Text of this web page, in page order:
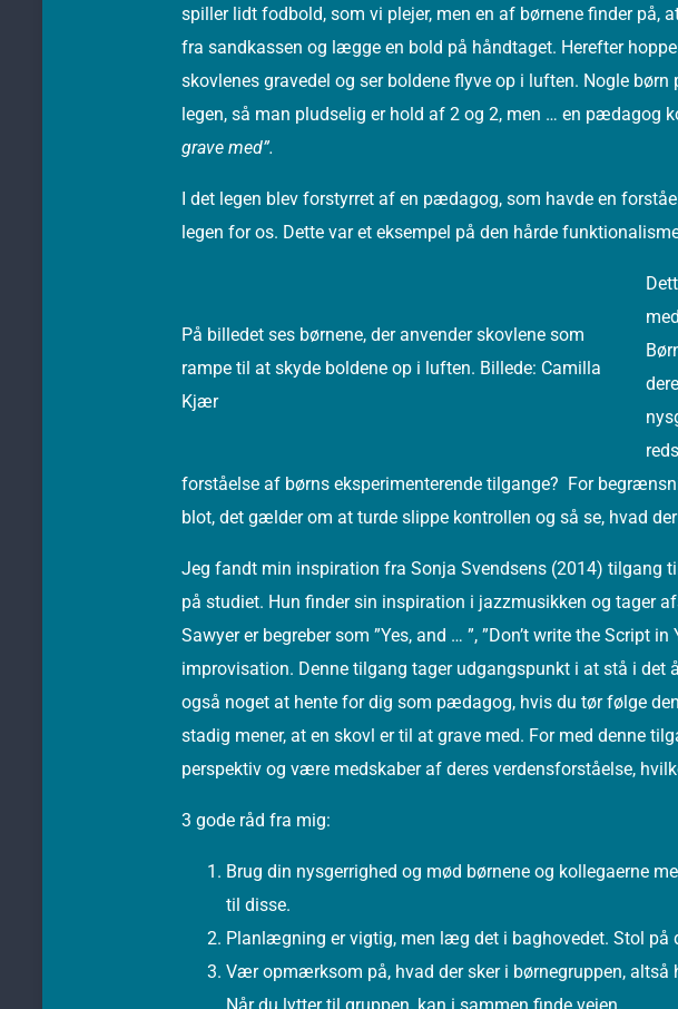
spiller lidt fodbold, som vi plejer, men en af børnene finder på,
fra sandkassen og lægge en bold på håndtaget. Herefter
skovlenes gravedel og ser boldene flyve op i luften. Nogle
legen, så man pludselig er hold af 2 og 2, men … en pædagog
grave med”.
I det legen blev forstyrret af en pædagog, som havde en
legen for os. Dette var et eksempel på den hårde
På billedet ses børnene, der anvender skovlene som
rampe til at skyde boldene op i luften. Billede: Camilla
Kjær
forståelse af børns eksperimenterende tilgange? For
blot, det gælder om at turde slippe kontrollen og så se, hvad der
Jeg fandt min inspiration fra Sonja Svendsens (2014)
på studiet. Hun finder sin inspiration i jazzmusikken og tager
Sawyer er begreber som ”Yes, and … ”, ”Don’t write the Script
improvisation. Denne tilgang tager udgangspunkt i at stå i det
også noget at hente for dig som pædagog, hvis du tør følge
stadig mener, at en skovl er til at grave med. For med denne
perspektiv og være medskaber af deres verdensforståelse,
3 gode råd fra mig:
Brug din nysgerrighed og mød børnene og kollegaerne
til disse.
Planlægning er vigtig, men læg det i baghovedet. Stol på
Vær opmærksom på, hvad der sker i børnegruppen,